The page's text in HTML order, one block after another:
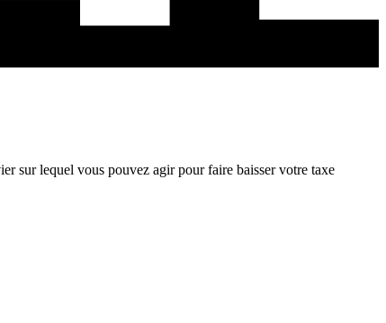
sur lequel vous pouvez agir pour faire baisser votre taxe